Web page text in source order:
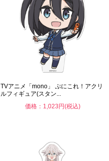
TVアニメ「mono」 ぷにこれ！アクリ
ルフィギュア(スタン...
価格：1,023円(税込)